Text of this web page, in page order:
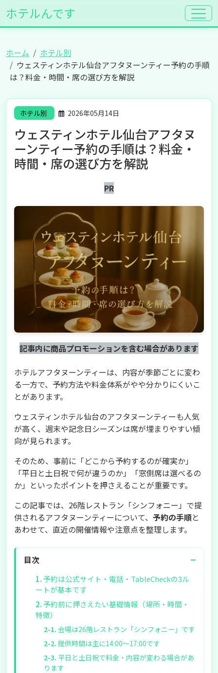
ホテルんです
ホーム
ホテル別
ウェスティンホテル仙台アフタヌーンティー予約の手順
は？料金・時間・席の選び方を解説
ホテル別 2026年05月14日
ウェスティンホテル仙台アフタヌ
ーンティー予約の手順は？料金・
時間・席の選び方を解説
PR
記事内に商品プロモーションを含む場合があります
ホテルアフタヌーンティーは、内容が季節ごとに変わ
る一方で、予約方法や料金体系がやや分かりにくいこ
とがあります。
ウェスティンホテル仙台のアフタヌーンティーも人気
が高く、週末や記念日シーズンは席が埋まりやすい傾
向が見られます。
そのため、事前に「どこから予約するのが確実か」
「平日と土日祝で何が違うのか」「窓側席は選べるの
か」といったポイントを押さえることが重要です。
この記事では、26階レストラン「シンフォニー」で提
供されるアフタヌーンティーについて、 予約の手順と
あわせて、直近の開催情報や注意点を整理します。
目次 −
予約は公式サイト・電話・TableCheckの3ル
ートが基本です
予約前に押さえたい基礎情報（場所・時間・
特徴）
会場は26階レストラン「シンフォニー」です
提供時間は主に14:00～17:00です
平日と土日祝で料金・内容が変わる場合があ
ります